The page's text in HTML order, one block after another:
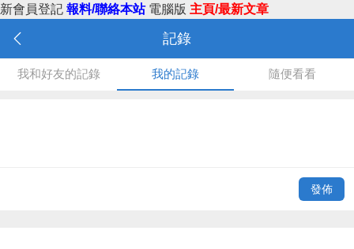
新會員登記 報料/聯絡本站 電腦版 主頁/最新文章
記錄
我和好友的記錄 我的記錄 隨便看看
發佈